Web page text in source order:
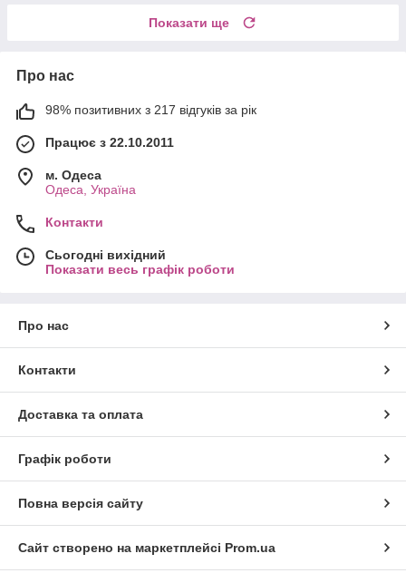
Показати ще
Про нас
98% позитивних з 217 відгуків за рік
Працює з 22.10.2011
м. Одеса
Одеса, Україна
Контакти
Сьогодні вихідний
Показати весь графік роботи
Про нас
Контакти
Доставка та оплата
Графік роботи
Повна версія сайту
Сайт створено на маркетплейсі Prom.ua